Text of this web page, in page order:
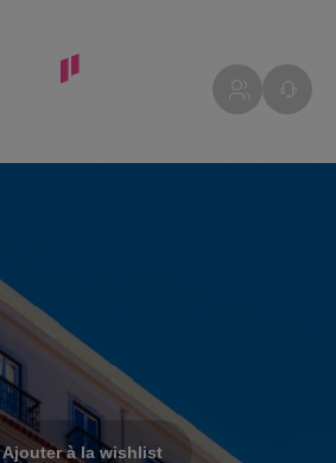
Ajouter à la wishlist